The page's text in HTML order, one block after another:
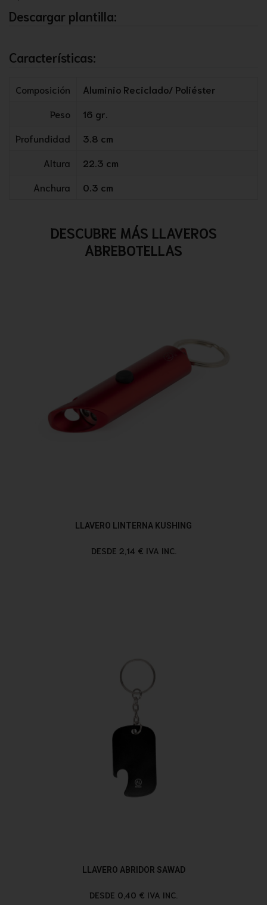
Descargar plantilla:
Características:
Composición
Aluminio Reciclado/ Poliéster
Peso
16 gr.
Profundidad
3.8 cm
Altura
22.3 cm
Anchura
0.3 cm
DESCUBRE MÁS LLAVEROS
ABREBOTELLAS
LLAVERO LINTERNA KUSHING
DESDE 2,14 € IVA INC.
LLAVERO ABRIDOR SAWAD
DESDE 0,40 € IVA INC.